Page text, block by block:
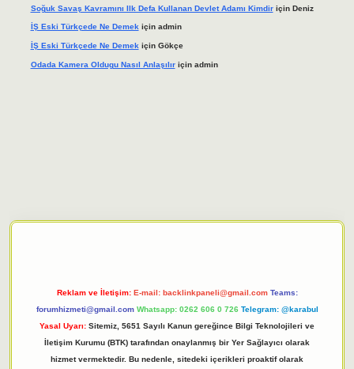
Soğuk Savaş Kavramını Ilk Defa Kullanan Devlet Adamı Kimdiriçin Deniz
İŞ Eski Türkçede Ne Demekiçin admin
İŞ Eski Türkçede Ne Demek için Gökçe
Odada Kamera Oldugu Nasıl Anlaşılıriçin admin
Reklam ve İletişim: E-mail: backlinkpaneli@gmail.com Teams:
forumhizmeti@gmail.com Whatsapp: 0262 606 0 726 Telegram: @karabul
Yasal Uyarı: Sitemiz, 5651 Sayılı Kanun gereğince Bilgi Teknolojileri ve
İletişim Kurumu (BTK) tarafından onaylanmış bir Yer Sağlayıcı olarak
hizmet vermektedir. Bu nedenle, sitedeki içerikleri proaktif olarak